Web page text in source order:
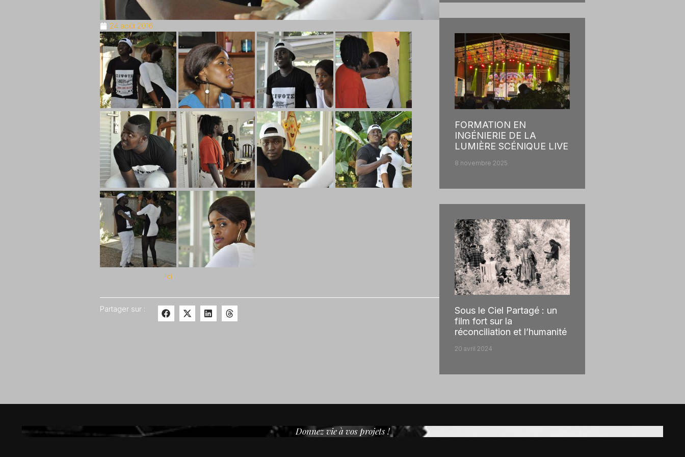
24 août 2016
Ici
Partager sur :
FORMATION EN
INGÉNIERIE DE LA
LUMIÈRE SCÉNIQUE LIVE
8 novembre 2025
Sous le Ciel Partagé : un
film fort sur la
réconciliation et l’humanité
20 avril 2024
Donnez vie à vos projets !
Créons de la magie !